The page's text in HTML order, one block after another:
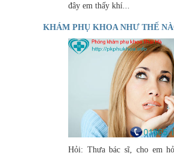
đây em thấy khí...
KHÁM PHỤ KHOA NHƯ THẾ
Hỏi: Thưa bác sĩ, cho em